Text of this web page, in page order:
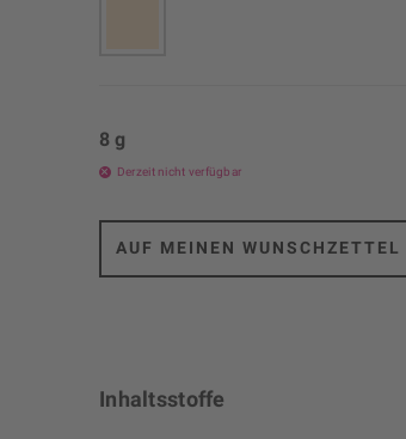
8 g
Derzeit nicht verfügbar
AUF MEINEN WUNSCHZETTEL
Inhaltsstoffe